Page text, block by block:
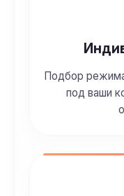
Подбор
под ваши